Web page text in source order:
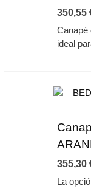
350,55
Canapé
ideal
355,30
La